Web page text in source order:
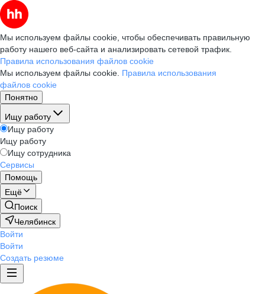
Мы используем файлы cookie, чтобы обеспечивать правильную
работу нашего веб-сайта и анализировать сетевой трафик.
Правила использования файлов cookie
Мы используем файлы cookie. Правила использования
файлов cookie
Понятно
Ищу работу
Ищу работу
Ищу работу
Ищу сотрудника
Сервисы
Помощь
Ещё
Поиск
Челябинск
Войти
Войти
Создать резюме